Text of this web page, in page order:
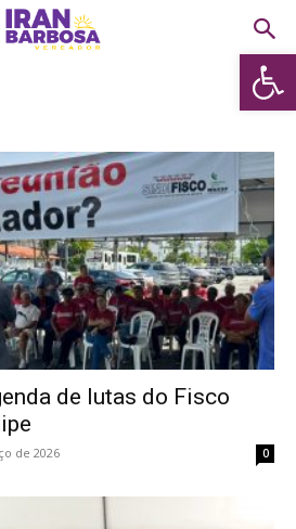
Abrir
de lutas do Fisco
de 2026 0